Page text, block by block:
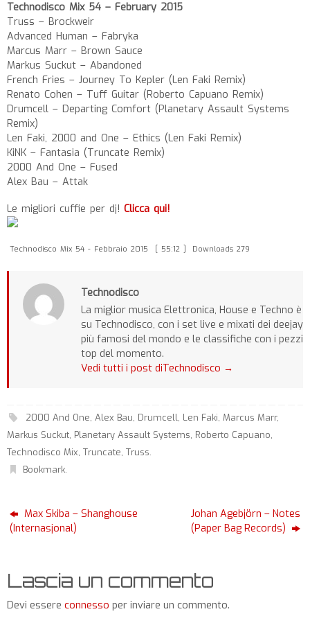
Technodisco Mix 54 – February 2015
Truss – Brockweir
Advanced Human – Fabryka
Marcus Marr – Brown Sauce
Markus Suckut – Abandoned
French Fries – Journey To Kepler (Len Faki Remix)
Renato Cohen – Tuff Guitar (Roberto Capuano Remix)
Drumcell – Departing Comfort (Planetary Assault Systems
Remix)
Len Faki, 2000 and One – Ethics (Len Faki Remix)
KiNK – Fantasia (Truncate Remix)
2000 And One – Fused
Alex Bau – Attak
Le migliori cuffie per dj! Clicca qui!
Technodisco Mix 54 - Febbraio 2015 [ 55:12 ] Downloads 279
Technodisco
La miglior musica Elettronica, House e Techno è
su Technodisco, con i set live e mixati dei deejay
più famosi del mondo e le classifiche con i pezzi
top del momento.
Vedi tutti i post diTechnodisco →
2000 And One, Alex Bau, Drumcell, Len Faki, Marcus Marr,
Markus Suckut, Planetary Assault Systems, Roberto Capuano,
Technodisco Mix, Truncate, Truss.
Bookmark.
Max Skiba – Shanghouse
(Internasjonal)
Johan Agebjörn – Notes
(Paper Bag Records)
Lascia un commento
Devi essere connesso per inviare un commento.